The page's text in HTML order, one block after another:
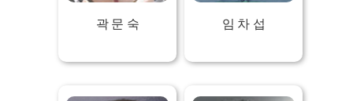
곽 문 숙 임 차 섭